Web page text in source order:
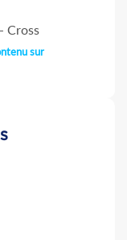
Cross
sur